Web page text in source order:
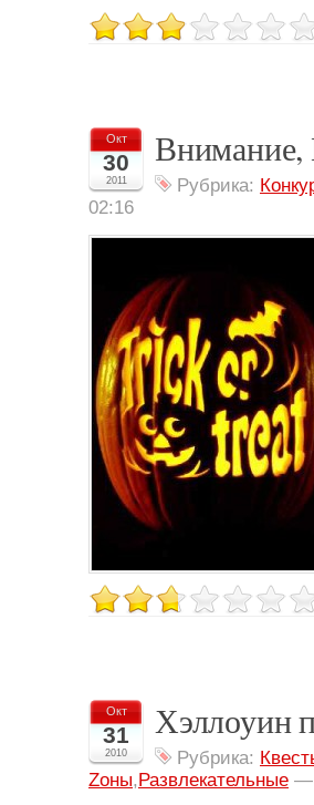
Окт
30
2011 Рубрика:
02:16
Окт
31
2010
Хэллоуин
Рубрика:
Zоны,Развлекательные —